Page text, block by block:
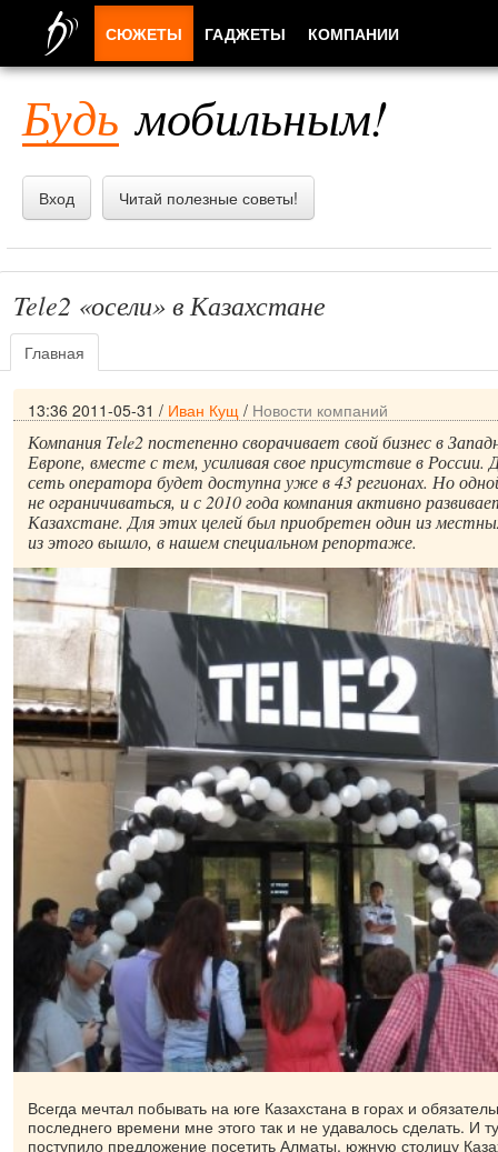
Будь мобильным!
Вход Читай полезные советы!
Tele2 «осели» в Казахстане
Главная
13:36 2011-05-31 / Иван Кущ / Новости компаний
Компания Tele2 постепенно сворачивает свой бизнес в
Европе, вместе с тем, усиливая свое присутствие в России.
сеть оператора будет доступна уже в 43 регионах. Но
не ограничиваться, и с 2010 года компания активно
Казахстане. Для этих целей был приобретен один из
из этого вышло, в нашем специальном репортаже.
Всегда мечтал побывать на юге Казахстана в горах и
последнего времени мне этого так и не удавалось сделать. И
поступило предложение посетить Алматы, южную столицу
СЮЖЕТЫ ГАДЖЕТЫ КОМПАНИИ
ПРИЛОЖЕНИЯ